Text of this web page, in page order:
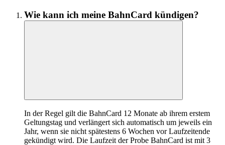
Wie kann ich meine BahnCard kündigen?
In der Regel gilt die BahnCard 12 Monate ab ihrem erstem
Geltungstag und verlängert sich automatisch um jeweils ein
Jahr, wenn sie nicht spätestens 6 Wochen vor Laufzeitende
gekündigt wird. Die Laufzeit der Probe BahnCard ist mit 3